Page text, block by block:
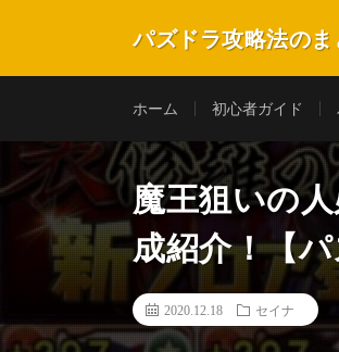
パズドラ攻略法のま
ホーム 初心者ガイド
魔王狙いの
成紹介！【
2020.12.18 セイナ